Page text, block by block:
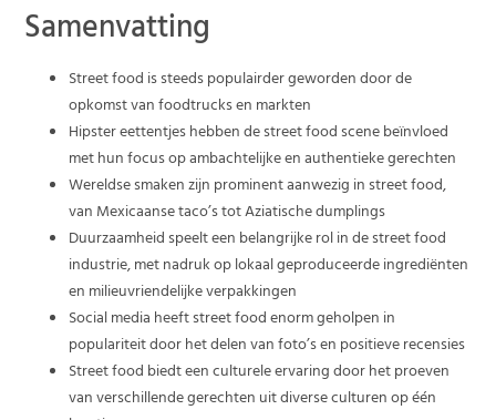
Samenvatting
Street food is steeds populairder geworden door de
opkomst van foodtrucks en markten
Hipster eettentjes hebben de street food scene beïnvloed
met hun focus op ambachtelijke en authentieke gerechten
Wereldse smaken zijn prominent aanwezig in street food,
van Mexicaanse taco’s tot Aziatische dumplings
Duurzaamheid speelt een belangrijke rol in de street food
industrie, met nadruk op lokaal geproduceerde ingrediënten
en milieuvriendelijke verpakkingen
Social media heeft street food enorm geholpen in
populariteit door het delen van foto’s en positieve recensies
Street food biedt een culturele ervaring door het proeven
van verschillende gerechten uit diverse culturen op één